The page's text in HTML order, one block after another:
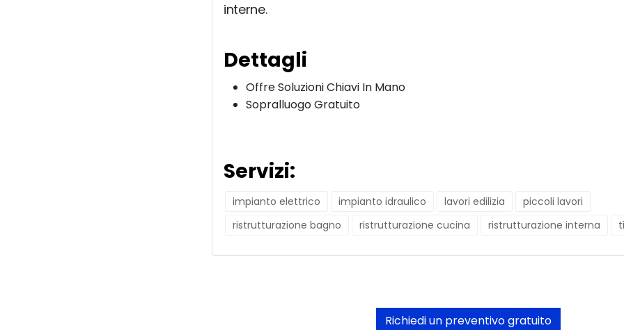
interne.
Dettagli
Offre Soluzioni Chiavi In Mano
Sopralluogo Gratuito
Servizi:
impianto elettrico impianto idraulico lavori edilizia
piccoli lavori
ristrutturazione bagno
ristrutturazione cucina ristrutturazione interna
Richiedi un preventivo gratuito